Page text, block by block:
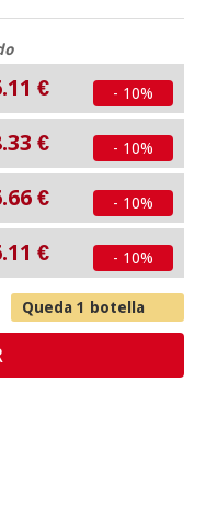
€ - 10%
€ - 10%
€ - 10%
€ - 10%
Queda 1 botella